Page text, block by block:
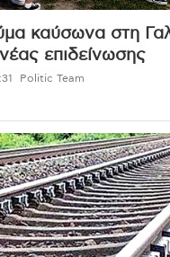
καύσωνα στη
επιδείνωσης
Politic Team